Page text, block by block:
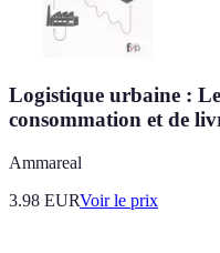
Logistique urbaine :
consommation et de
Ammareal
3.98 EURVoir le prix